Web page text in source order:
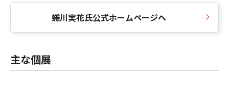
蜷川実花氏公式ホームページへ
主な個展